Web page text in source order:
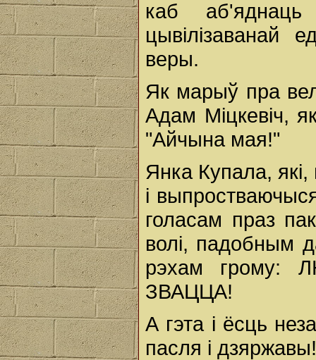
каб
цывілізаванай
веры.
Як марыў пра
Адам Міцкевіч,
"Айчына мая!"
Янка Купала,
і
голасам праз
волі, падобным
рэхам грому:
ЗВАЦЦА!
А гэта і ёсць
пасля і дзяржавы!